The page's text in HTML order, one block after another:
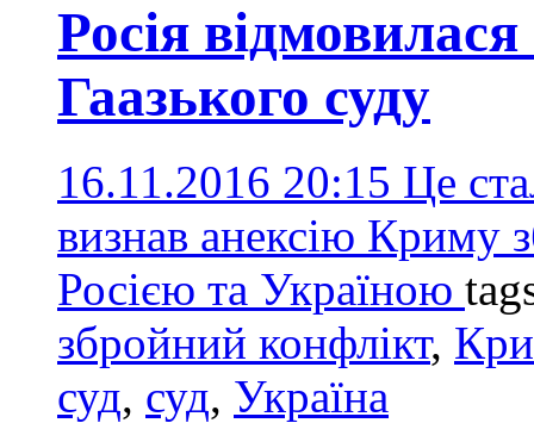
Росія
Гаазького суду
16.11.2016 20:15 Це
визнав анексію Криму
Росією та Україною
збройний конфлікт,
суд, суд, Україна